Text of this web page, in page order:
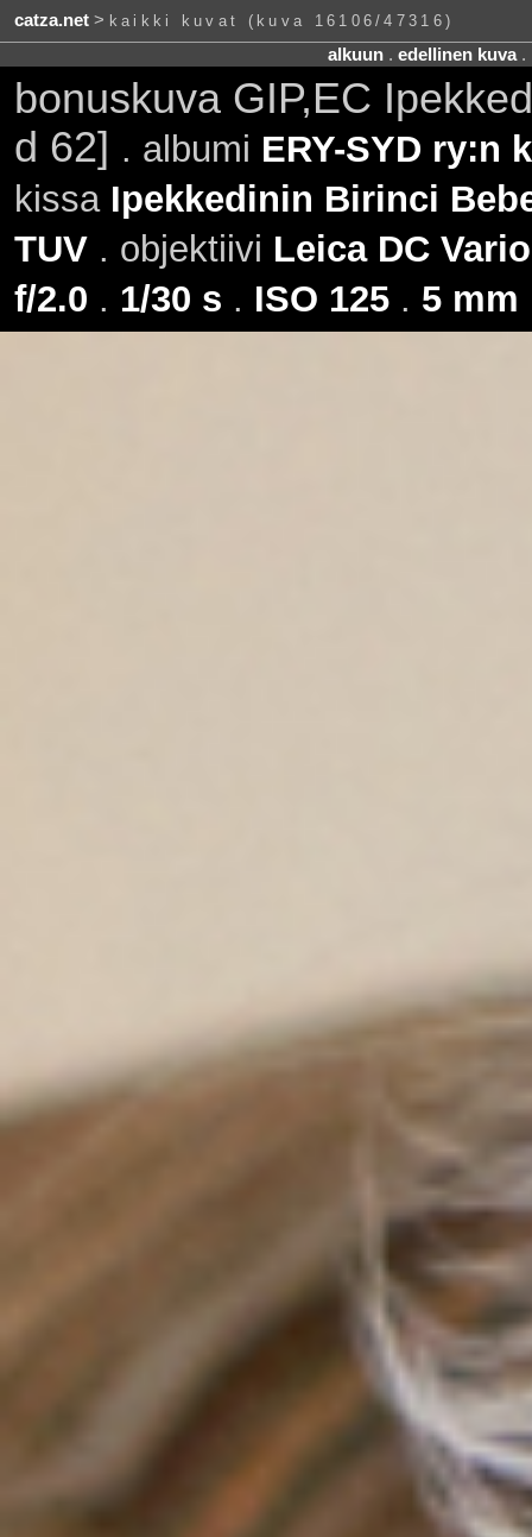
catza.net> kaikki kuvat (kuva 16106/47316)
alkuun. edellinen kuva.
bonuskuva GIP,EC
d 62] . albumi ERY-SYD ry:n
kissa Ipekkedinin Birinci
TUV. objektiivi Leica DC
f/2.0 . 1/30 s . ISO 125. 5 mm